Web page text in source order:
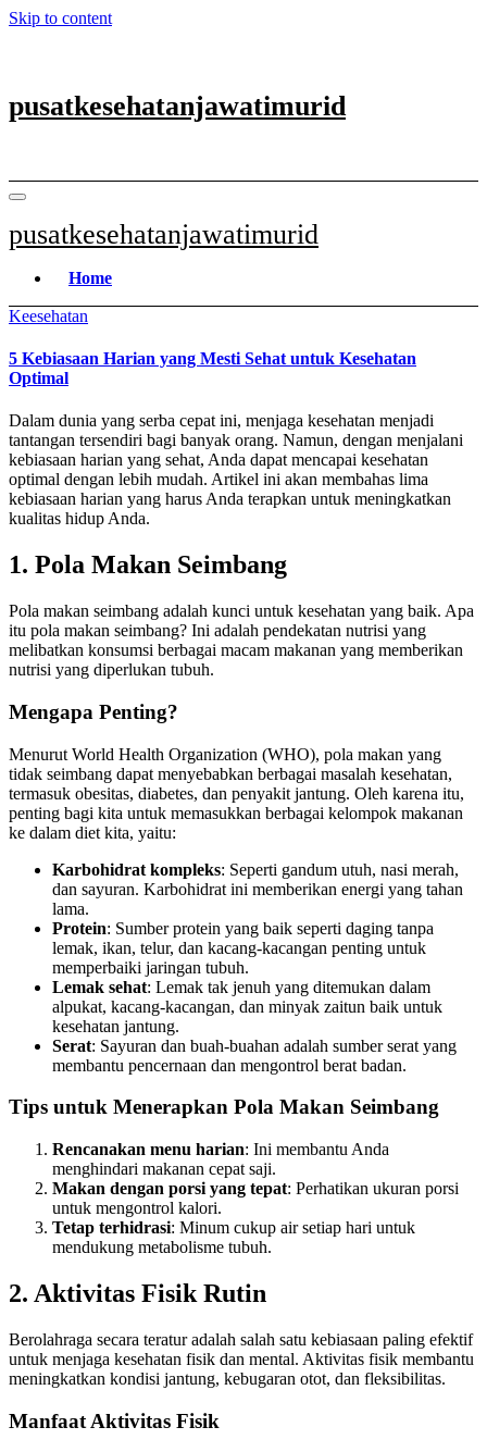
Skip to content
pusatkesehatanjawatimurid
pusatkesehatanjawatimurid
Home
Keesehatan
5 Kebiasaan Harian yang Mesti Sehat untuk Kesehatan
Optimal
Dalam dunia yang serba cepat ini, menjaga kesehatan menjadi
tantangan tersendiri bagi banyak orang. Namun, dengan menjalani
kebiasaan harian yang sehat, Anda dapat mencapai kesehatan
optimal dengan lebih mudah. Artikel ini akan membahas lima
kebiasaan harian yang harus Anda terapkan untuk meningkatkan
kualitas hidup Anda.
1. Pola Makan Seimbang
Pola makan seimbang adalah kunci untuk kesehatan yang baik. Apa
itu pola makan seimbang? Ini adalah pendekatan nutrisi yang
melibatkan konsumsi berbagai macam makanan yang memberikan
nutrisi yang diperlukan tubuh.
Mengapa Penting?
Menurut World Health Organization (WHO), pola makan yang
tidak seimbang dapat menyebabkan berbagai masalah kesehatan,
termasuk obesitas, diabetes, dan penyakit jantung. Oleh karena itu,
penting bagi kita untuk memasukkan berbagai kelompok makanan
ke dalam diet kita, yaitu:
Karbohidrat kompleks: Seperti gandum utuh, nasi merah,
dan sayuran. Karbohidrat ini memberikan energi yang tahan
lama.
Protein: Sumber protein yang baik seperti daging tanpa
lemak, ikan, telur, dan kacang-kacangan penting untuk
memperbaiki jaringan tubuh.
Lemak sehat: Lemak tak jenuh yang ditemukan dalam
alpukat, kacang-kacangan, dan minyak zaitun baik untuk
kesehatan jantung.
Serat: Sayuran dan buah-buahan adalah sumber serat yang
membantu pencernaan dan mengontrol berat badan.
Tips untuk Menerapkan Pola Makan Seimbang
Rencanakan menu harian: Ini membantu Anda
menghindari makanan cepat saji.
Makan dengan porsi yang tepat: Perhatikan ukuran porsi
untuk mengontrol kalori.
Tetap terhidrasi: Minum cukup air setiap hari untuk
mendukung metabolisme tubuh.
2. Aktivitas Fisik Rutin
Berolahraga secara teratur adalah salah satu kebiasaan paling efektif
untuk menjaga kesehatan fisik dan mental. Aktivitas fisik membantu
meningkatkan kondisi jantung, kebugaran otot, dan fleksibilitas.
Manfaat Aktivitas Fisik